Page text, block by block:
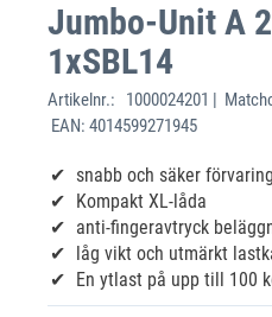
Jumbo-Unit A
1xSBL14
Artikelnr.:
1000024201 |
EAN: 4014599271945
snabb och säker
Kompakt XL-låda
anti-fingeravtryck
låg vikt och utmärkt
En ytlast på upp till 100